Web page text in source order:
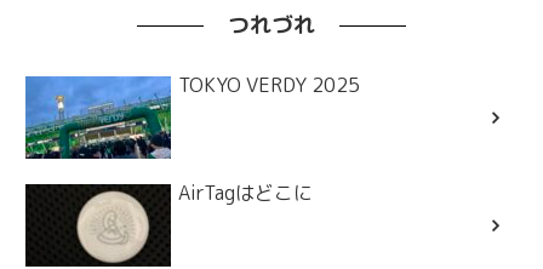
つれづれ
TOKYO VERDY 2025
AirTagはどこに